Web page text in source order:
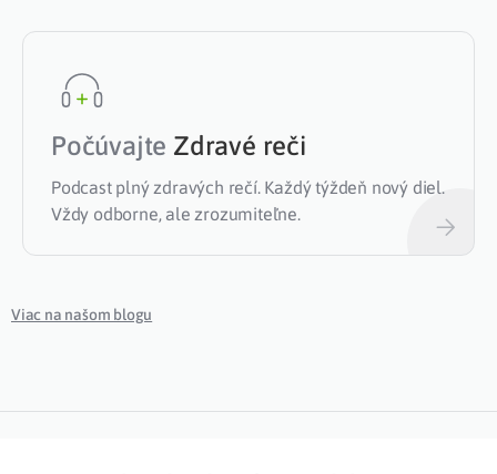
Počúvajte Zdravé reči
Podcast plný zdravých rečí. Každý týždeň nový diel.
Vždy odborne, ale zrozumiteľne.
Viac na našom blogu